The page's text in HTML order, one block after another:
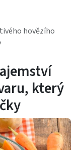
hovězího
který